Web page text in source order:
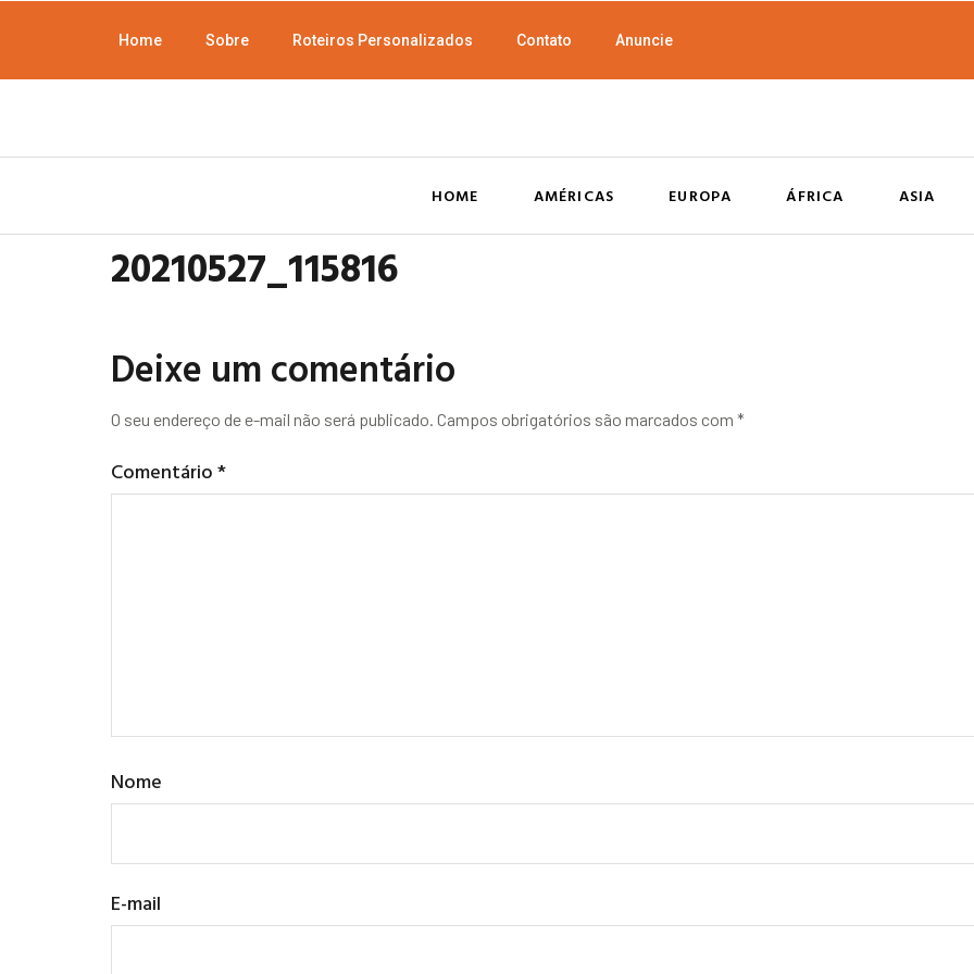
Home Sobre Roteiros Personalizados Contato Anuncie
HOME AMÉRICAS EUROPA ÁFRICA ASIA
20210527_115816
Deixe um comentário
O seu endereço de e-mail não será publicado. Campos obrigatórios são marcados com *
Comentário*
Nome
E-mail